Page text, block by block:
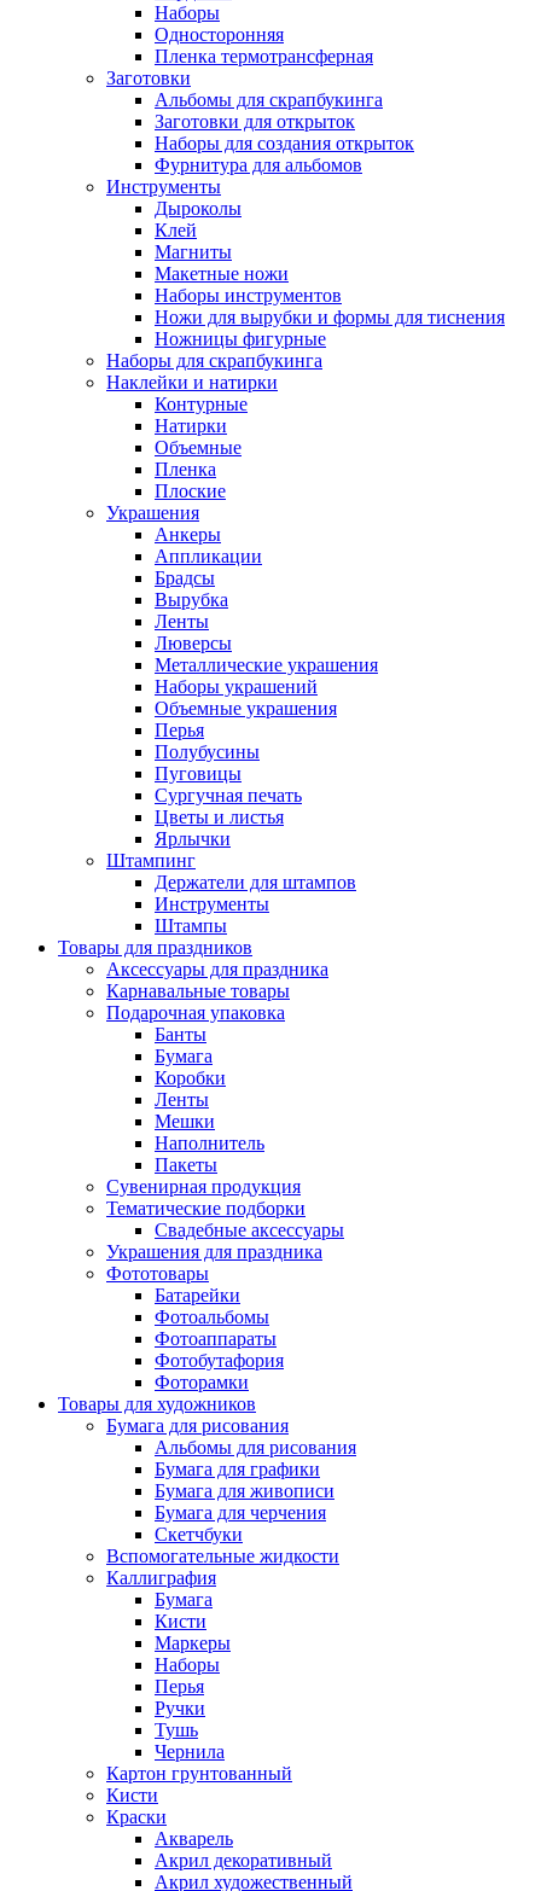
Наборы
Односторонняя
Пленка термотрансферная
Заготовки
Альбомы для скрапбукинга
Заготовки для открыток
Наборы для создания открыток
Фурнитура для альбомов
Инструменты
Дыроколы
Клей
Магниты
Макетные ножи
Наборы инструментов
Ножи для вырубки и формы для тиснения
Ножницы фигурные
Наборы для скрапбукинга
Наклейки и натирки
Контурные
Натирки
Объемные
Пленка
Плоские
Украшения
Анкеры
Аппликации
Брадсы
Вырубка
Ленты
Люверсы
Металлические украшения
Наборы украшений
Объемные украшения
Перья
Полубусины
Пуговицы
Сургучная печать
Цветы и листья
Ярлычки
Штампинг
Держатели для штампов
Инструменты
Штампы
Товары для праздников
Аксессуары для праздника
Карнавальные товары
Подарочная упаковка
Банты
Бумага
Коробки
Ленты
Мешки
Наполнитель
Пакеты
Сувенирная продукция
Тематические подборки
Свадебные аксессуары
Украшения для праздника
Фототовары
Батарейки
Фотоальбомы
Фотоаппараты
Фотобутафория
Фоторамки
Товары для художников
Бумага для рисования
Альбомы для рисования
Бумага для графики
Бумага для живописи
Бумага для черчения
Скетчбуки
Вспомогательные жидкости
Каллиграфия
Бумага
Кисти
Маркеры
Наборы
Перья
Ручки
Тушь
Чернила
Картон грунтованный
Кисти
Краски
Акварель
Акрил декоративный
Акрил художественный